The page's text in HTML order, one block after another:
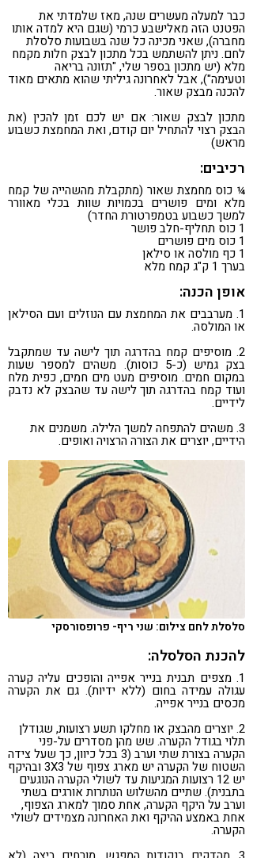
כבר למעלה מעשרים שנה, מאז שלמדתי את
הפטנט הזה מאלישבע כרמי (שגם היא למדה אותו
מחברה), שאני מכינה כל שנה בשבועות סלסלת
לחם. ניתן להשתמש בכל מתכון לבצק חלות מקמח
מלא (יש מתכון בספר שלי, "תזונה בריאה
וטעימה"), אבל לאחרונה גיליתי שהוא מתאים מאוד
להכנה מבצק שאור.
מתכון לבצק שאור: אם יש לכם זמן להכין (את
הבצק רצוי להתחיל יום קודם, ואת המחמצת כשבוע
מראש)
רכיבים:
¼ כוס מחמצת שאור (מתקבלת מהשהייה של קמח
מלא ומים פושרים בכמויות שוות בכלי מאוורר
למשך כשבוע בטמפרטורת החדר)
1 כוס תחליף-חלב פושר
1 כוס מים פושרים
1 כף מולסה או סילאן
בערך 1 ק"ג קמח מלא
אופן הכנה:
1. מערבבים את המחמצת עם הנוזלים ועם הסילאן
או המולסה.
2. מוסיפים קמח בהדרגה תוך לישה עד שמתקבל
בצק גמיש (כ-5 כוסות). משהים למספר שעות
במקום חמים. מוסיפים מעט מים חמים, כפית מלח
ועוד קמח בהדרגה תוך לישה עד שהבצק לא נדבק
לידיים.
3. משהים להתפחה למשך הלילה. משמנים את
הידיים, יוצרים את הצורה הרצויה ואופים.
סלסלת לחם צילום: שני ריף- פרופסורסקי
להכנת הסלסלה:
1. מצפים תבנית בנייר אפייה והופכים עליה קערה
עגולה עמידה בחום (ללא ידיות). גם את הקערה
מכסים בנייר אפייה.
2. יוצרים מהבצק או מחלקו תשע רצועות, שגודלן
תלוי בגודל הקערה. שש מהן מסדרים על-פני
הקערה בצורת שתי וערב (3 בכל כיוון, כך שעל צידה
השטוח של הקערה יש מארג צפוף של 3X3 ובהיקף
יש 12 רצועות המגיעות עד לשולי הקערה הנוגעים
בתבנית). שתיים מהשלוש הנותרות אורגים בשתי
וערב על היקף הקערה, אחת סמוך למארג הצפוף,
אחת באמצע ההיקף ואת האחרונה מצמידים לשולי
הקערה.